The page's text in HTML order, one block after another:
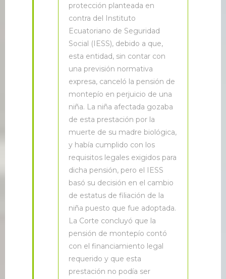
protección planteada en
contra del Instituto
Ecuatoriano de Seguridad
Social (IESS), debido a que,
esta entidad, sin contar con
una previsión normativa
expresa, canceló la pensión de
montepío en perjuicio de una
niña. La niña afectada gozaba
de esta prestación por la
muerte de su madre biológica,
y había cumplido con los
requisitos legales exigidos para
dicha pensión, pero el IESS
basó su decisión en el cambio
de estatus de filiación de la
niña puesto que fue adoptada.
La Corte concluyó que la
pensión de montepío contó
con el financiamiento legal
requerido y que esta
prestación no podía ser